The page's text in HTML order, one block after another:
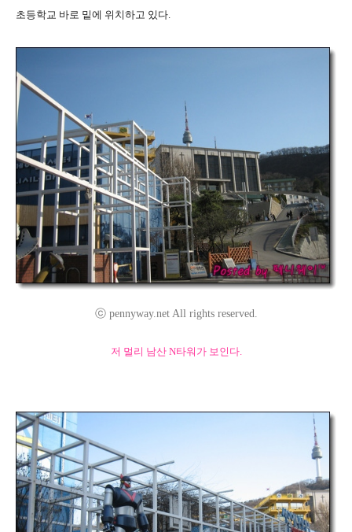
초등학교 바로 밑에 위치하고 있다.
ⓒ pennyway.net All rights reserved.
저 멀리 남산 N타워가 보인다.